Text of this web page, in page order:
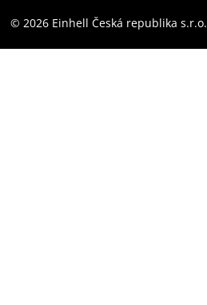
Prohlášení o přístupnosti
Instagram
© 2026 Einhell Česká republika s.r.o.